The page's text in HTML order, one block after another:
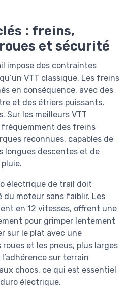
: freins,
et sécurité
impose des contraintes
VTT classique. Les freins
en conséquence, avec des
et des étriers puissants,
Sur les meilleurs VTT
des freins
reconnues, capables de
longues descentes et de
électrique de trail doit
du moteur sans faiblir. Les
en 12 vitesses, offrent une
pour grimper lentement
sur le plat avec une
et les pneus, plus larges
sur terrain
chocs, ce qui est essentiel
électrique.